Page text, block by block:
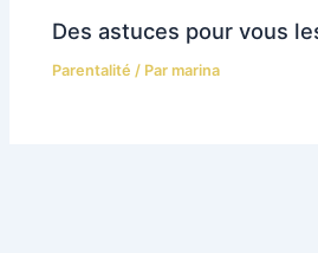
Des astuces pour vous
Parentalité / Parmarina